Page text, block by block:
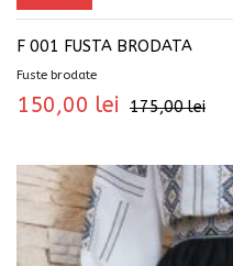
F 001 FUSTA BRODATA
Fuste brodate
175,00lei
150,00 lei